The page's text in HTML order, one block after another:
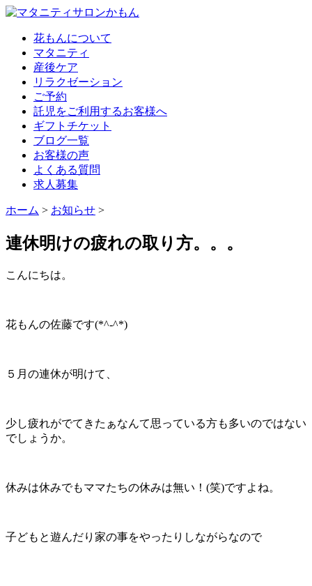
花もんについて
マタニティ
産後ケア
リラクゼーション
ご予約
託児をご利用するお客様へ
ギフトチケット
ブログ一覧
お客様の声
よくある質問
求人募集
ホーム > お知らせ >
連休明けの疲れの取り方。。。
こんにちは。
花もんの佐藤です(*^-^*)
５月の連休が明けて、
少し疲れがでてきたぁなんて思っている方も多いのではない
でしょうか。
休みは休みでもママたちの休みは無い！(笑)ですよね。
子どもと遊んだり家の事をやったりしながらなので